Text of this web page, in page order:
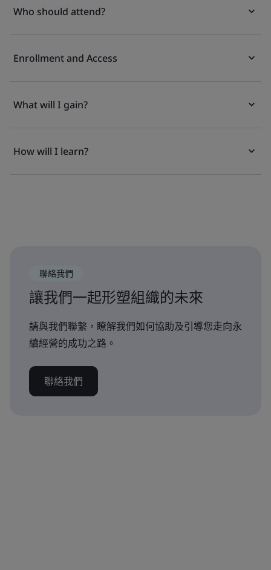
Who should attend?
Enrollment and Access
What will I gain?
How will I learn?
聯絡我們
讓我們一起形塑組織的未來
請與我們聯繫，瞭解我們如何協助及引導您走向永
續經營的成功之路。
聯絡我們